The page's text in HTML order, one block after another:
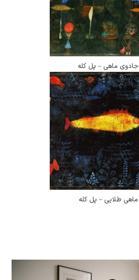
جادوی ماهی – پل کله
ماهی طلایی – پل کله